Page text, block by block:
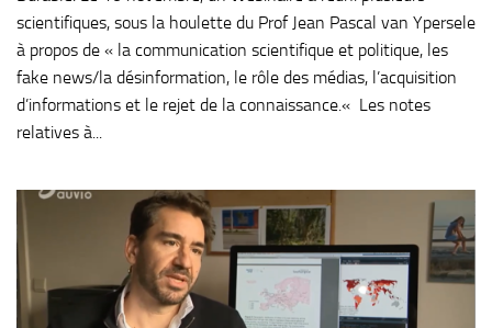
scientifiques, sous la houlette du Prof Jean Pascal van Ypersele
à propos de « la communication scientifique et politique, les
fake news/la désinformation, le rôle des médias, l’acquisition
d’informations et le rejet de la connaissance.« Les notes
relatives à...